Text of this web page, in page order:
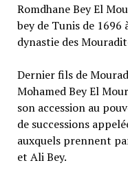
Romdhane Bey El
bey de Tunis de
dynastie des
Dernier fils de
Mohamed Bey El
son accession au
de successions
auxquels prennent
et Ali Bey.